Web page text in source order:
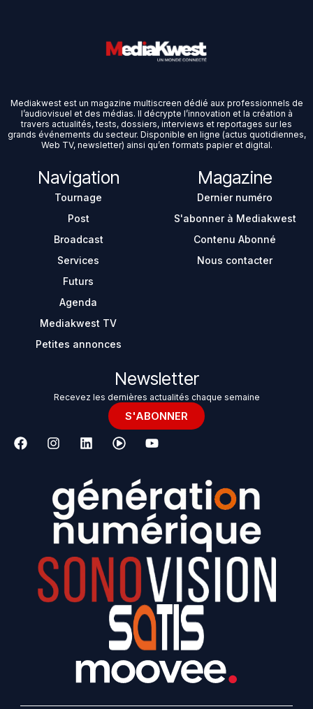
Mediakwest est un magazine multiscreen dédié aux professionnels de
l’audiovisuel et des médias. Il décrypte l’innovation et la création à
travers actualités, tests, dossiers, interviews et reportages sur les
grands événements du secteur. Disponible en ligne (actus quotidiennes,
Web TV, newsletter) ainsi qu’en formats papier et digital.
Navigation
Tournage
Post
Broadcast
Services
Futurs
Agenda
Mediakwest TV
Petites annonces
Magazine
Dernier numéro
S'abonner à Mediakwest
Contenu Abonné
Nous contacter
Newsletter
Recevez les dernières actualités chaque semaine
S'ABONNER